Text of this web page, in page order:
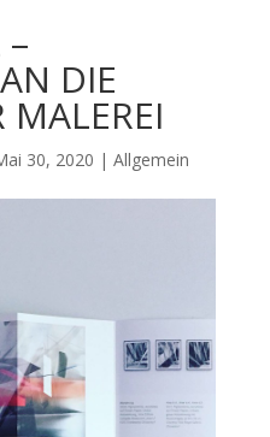
–
DIE
MALEREI
30, 2020 | Allgemein